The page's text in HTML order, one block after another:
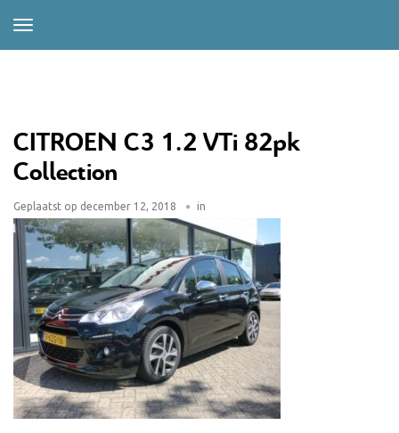
CITROEN C3 1.2 VTi 82pk
Collection
Geplaatst op december 12, 2018 in